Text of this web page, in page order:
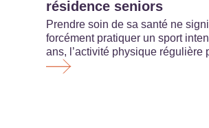
résidence seniors
Prendre soin de sa santé ne
forcément pratiquer un sport
ans, l’activité physique régulière